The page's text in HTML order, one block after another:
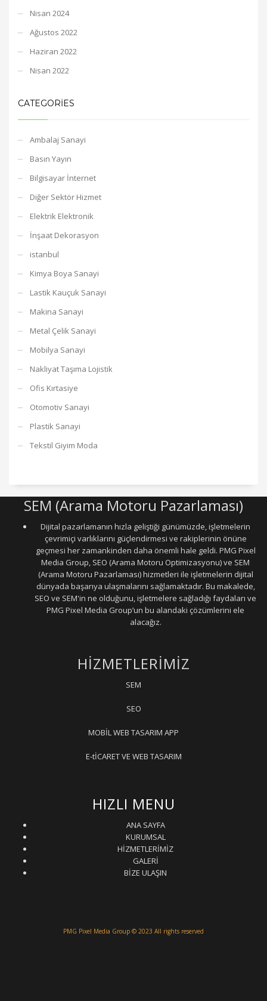
Nisan 2024
Ağustos 2022
Haziran 2022
Nisan 2022
CATEGORIES
Ambalaj Sanayi
Basın Yayın
Bilgisayar İnternet
Diğer Sektör Hizmet
Elektrik Elektronik
İnşaat Dekorasyon
istanbul
Kimya Boya Sanayi
Lastik Kauçuk Sanayi
Makina Sanayi
Metal Çelik Sanayi
Mobilya Sanayi
Nakliyat Taşıma Lojistik
Ofis Kırtasiye
Otomotiv Sanayi
Plastik Sanayi
Tekstil Giyim Moda
SEM (Arama Motoru Pazarlaması)
Dijital pazarlamanın hızla geliştiği günümüzde, işletmelerin
çevrimiçi varlıklarını güçlendirmesi ve rakiplerinin önüne
geçmesi her zamankinden daha önemli hale geldi. PMG Pixel
Media Group, SEO (Arama Motoru Optimizasyonu) ve SEM
(Arama Motoru Pazarlaması) hizmetleri ile işletmelerin dijital
dünyada başarıya ulaşmalarını sağlamaktadır. Bu makalede,
SEO ve SEM'in ne olduğunu, işletmelere sağladığı faydaları ve
PMG Pixel Media Group’un bu alandaki çözümlerini ele
alacağız.
HİZMETLERİMİZ
SEM
SEO
MOBİL WEB TASARIM APP
E-tİCARET VE WEB TASARIM
HIZLI MENU
ANA SAYFA
KURUMSAL
HİZMETLERİMİZ
GALERİ
BİZE ULAŞIN
PMG Pixel Media Group © 2023 All rights reserved